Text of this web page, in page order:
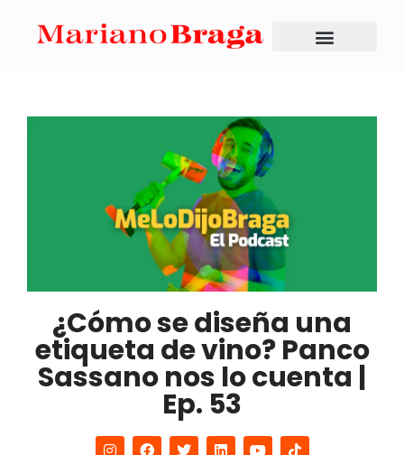
¿Cómo se diseña una
etiqueta de vino? Panco
Sassano nos lo cuenta |
Ep. 53